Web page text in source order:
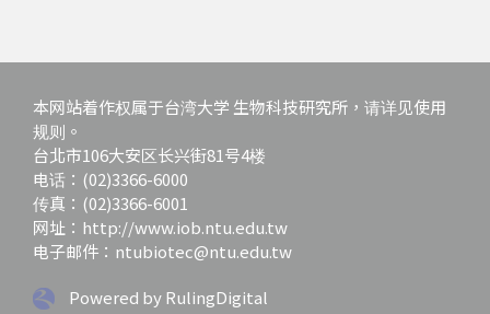
本网站着作权属于台湾大学 生物科技研究所，请详见使用
规则。
台北市106大安区长兴街81号4楼
电话：(02)3366-6000
传真：(02)3366-6001
网址：http://www.iob.ntu.edu.tw
电子邮件：ntubiotec@ntu.edu.tw
Powered by RulingDigital